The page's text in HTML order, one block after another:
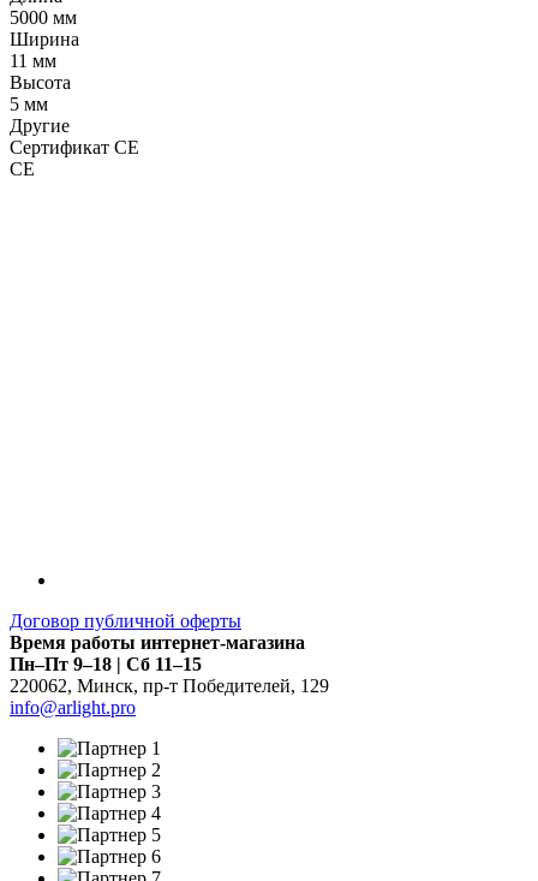
5000 мм
Ширина
11 мм
Высота
5 мм
Другие
Сертификат CE
CE
Договор публичной оферты
Время работы интернет-магазина
Пн–Пт 9–18 | Сб 11–15
220062, Минск, пр-т Победителей, 129
info@arlight.pro